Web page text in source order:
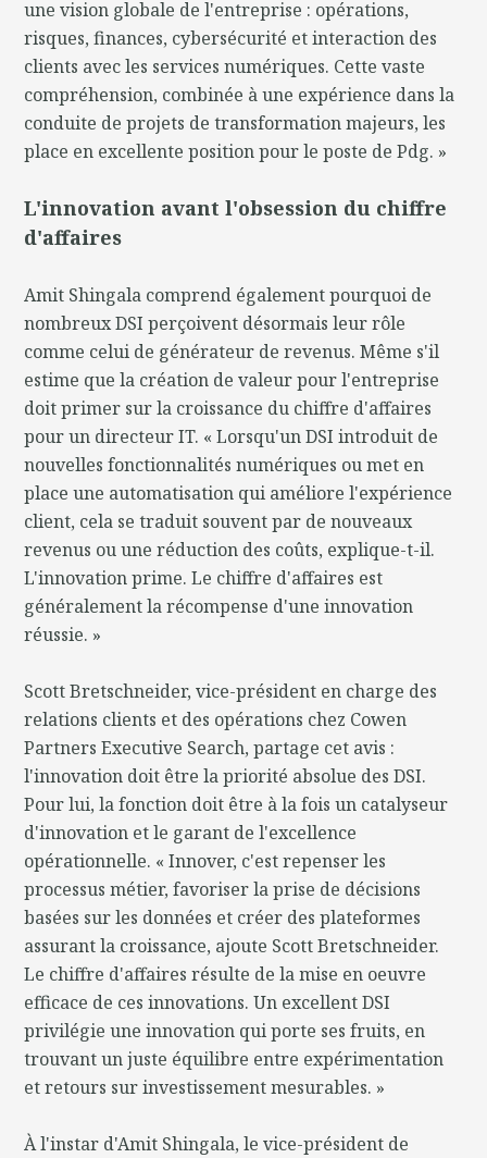
une vision globale de l'entreprise : opérations,
risques, finances, cybersécurité et interaction des
clients avec les services numériques. Cette vaste
compréhension, combinée à une expérience dans la
conduite de projets de transformation majeurs, les
place en excellente position pour le poste de Pdg. »
L'innovation avant l'obsession du chiffre
d'affaires
Amit Shingala comprend également pourquoi de
nombreux DSI perçoivent désormais leur rôle
comme celui de générateur de revenus. Même s'il
estime que la création de valeur pour l'entreprise
doit primer sur la croissance du chiffre d'affaires
pour un directeur IT. « Lorsqu'un DSI introduit de
nouvelles fonctionnalités numériques ou met en
place une automatisation qui améliore l'expérience
client, cela se traduit souvent par de nouveaux
revenus ou une réduction des coûts, explique-t-il.
L'innovation prime. Le chiffre d'affaires est
généralement la récompense d'une innovation
réussie. »
Scott Bretschneider, vice-président en charge des
relations clients et des opérations chez Cowen
Partners Executive Search, partage cet avis :
l'innovation doit être la priorité absolue des DSI.
Pour lui, la fonction doit être à la fois un catalyseur
d'innovation et le garant de l'excellence
opérationnelle. « Innover, c'est repenser les
processus métier, favoriser la prise de décisions
basées sur les données et créer des plateformes
assurant la croissance, ajoute Scott Bretschneider.
Le chiffre d'affaires résulte de la mise en oeuvre
efficace de ces innovations. Un excellent DSI
privilégie une innovation qui porte ses fruits, en
trouvant un juste équilibre entre expérimentation
et retours sur investissement mesurables. »
À l'instar d'Amit Shingala, le vice-président de